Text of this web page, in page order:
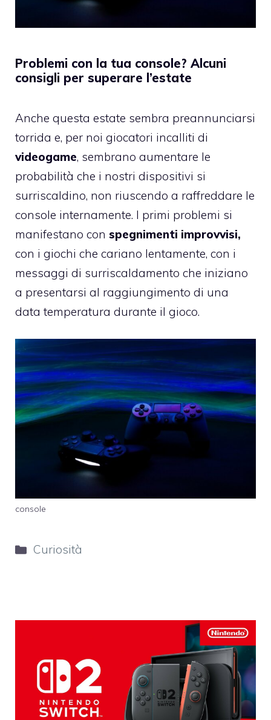
Problemi con la tua console? Alcuni
consigli per superare l’estate
Anche questa estate sembra preannunciarsi
torrida e, per noi giocatori incalliti di
videogame, sembrano aumentare le
probabilità che i nostri dispositivi si
surriscaldino, non riuscendo a raffreddare le
console internamente. I primi problemi si
manifestano con spegnimenti improvvisi,
con i giochi che cariano lentamente, con i
messaggi di surriscaldamento che iniziano
a presentarsi al raggiungimento di una
data temperatura durante il gioco.
console
Categorie
Curiosità